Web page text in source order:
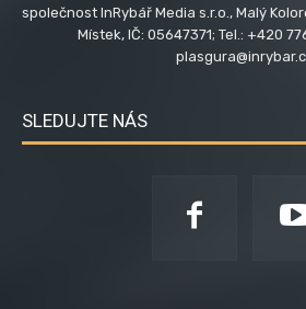
společnost InRybář Media s.r.o., Malý
Místek, IČ: 05647371; Tel.: +420
SLEDUJTE NÁS